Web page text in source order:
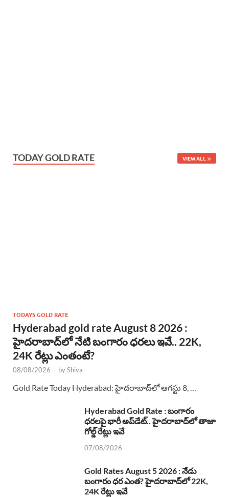
TODAY GOLD RATE VIEW ALL
TODAYS GOLD RATE
Hyderabad gold rate August 8 2026 :
హైదరాబాద్‌లో నేటి బంగారం ధరలు ఇవే.. 22K,
24K రేట్లు ఎంతంటే?
08/08/2026 - byShiva
Gold Rate Today Hyderabad: హైదరాబాద్‌లో ఆగస్టు 8, …
Hyderabad Gold Rate : బంగారం
ధరలపై భారీ అప్‌డేట్.. హైదరాబాద్‌లో తాజా
గోల్డ్ రేట్లు ఇవే
07/08/2026
Gold Rates August 5 2026 : నేడు
బంగారం ధర ఎంత? హైదరాబాద్‌లో 22K,
24K రేట్లు ఇవే